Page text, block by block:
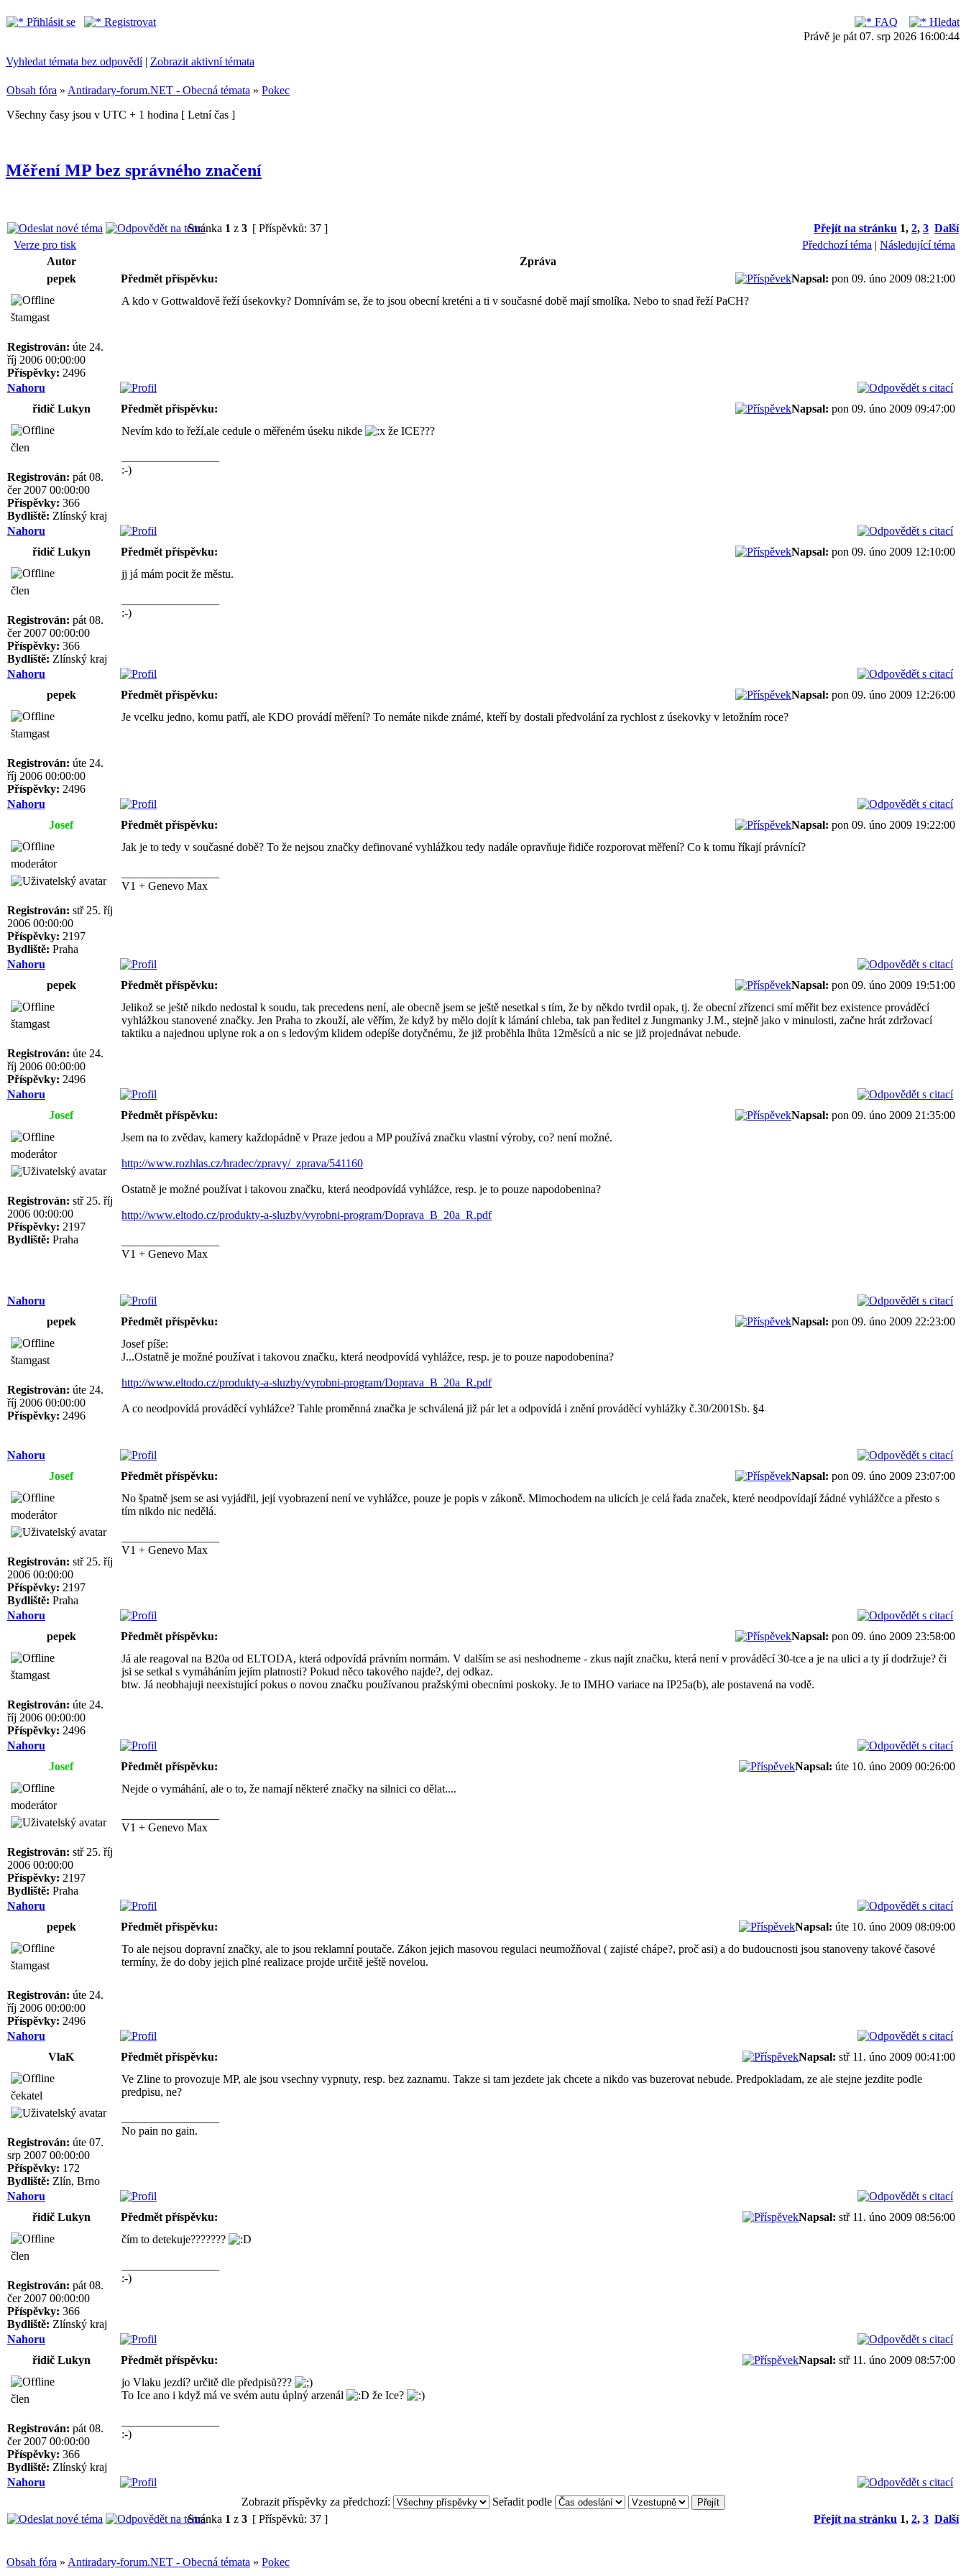
Přihlásit se Registrovat FAQ
Hledat
Právě je pát 07. srp 2026 16:00:44
Vyhledat témata bez odpovědí| Zobrazit aktivní témata
Obsah fóra » Antiradary-forum.NET - Obecná témata » Pokec
Všechny časy jsou v UTC + 1 hodina [ Letní čas ]
Měření MP bez správného značení
Stránka 1 z 3 [ Příspěvků: 37 ] Přejít na stránku 1, 2, 3 Další
Verze pro tisk
Předchozí téma | Následující téma
Autor
Zpráva
pepek
Předmět příspěvku: Napsal: pon 09. úno 2009 08:21:00
štamgast
Registrován: úte 24.
říj 2006 00:00:00
Příspěvky: 2496
A kdo v Gottwaldově řeží úsekovky? Domnívám se, že to jsou obecní kreténi a ti v současné době mají smolíka. Nebo to snad řeží PaCH?
Nahoru
řidič Lukyn
Předmět příspěvku: Napsal: pon 09. úno 2009 09:47:00
člen
Registrován: pát 08.
čer 2007 00:00:00
Příspěvky: 366
Bydliště: Zlínský kraj
Nevím kdo to řeží,ale cedule o měřeném úseku nikde že ICE???
:-)
Nahoru
řidič Lukyn
Předmět příspěvku: Napsal: pon 09. úno 2009 12:10:00
člen
Registrován: pát 08.
čer 2007 00:00:00
Příspěvky: 366
Bydliště: Zlínský kraj
jj já mám pocit že městu.
:-)
Nahoru
pepek
Předmět příspěvku: Napsal: pon 09. úno 2009 12:26:00
štamgast
Registrován: úte 24.
říj 2006 00:00:00
Příspěvky: 2496
Je vcelku jedno, komu patří, ale KDO provádí měření? To nemáte nikde známé, kteří by dostali předvolání za rychlost z úsekovky v letožním roce?
Nahoru
Josef
Předmět příspěvku: Napsal: pon 09. úno 2009 19:22:00
moderátor
Registrován: stř 25. říj
2006 00:00:00
Příspěvky: 2197
Bydliště: Praha
Jak je to tedy v současné době? To že nejsou značky definované vyhlážkou tedy nadále opravňuje řidiče rozporovat měření? Co k tomu říkají právnící?
V1 + Genevo Max
Nahoru
pepek
Předmět příspěvku: Napsal: pon 09. úno 2009 19:51:00
štamgast
Registrován: úte 24.
říj 2006 00:00:00
Příspěvky: 2496
Jelikož se ještě nikdo nedostal k soudu, tak precedens není, ale obecně jsem se ještě nesetkal s tím, že by někdo tvrdil opak, tj. že obecní zřízenci smí měřit bez existence prováděcí
vyhlážkou stanovené značky. Jen Praha to zkouží, ale věřím, že když by mělo dojít k lámání chleba, tak pan ředitel z Jungmanky J.M., stejně jako v minulosti, začne hrát zdržovací
taktiku a najednou uplyne rok a on s ledovým klidem odepíše dotyčnému, že již proběhla lhůta 12měsíců a nic se již projednávat nebude.
Nahoru
Josef
Předmět příspěvku: Napsal: pon 09. úno 2009 21:35:00
moderátor
Registrován: stř 25. říj
2006 00:00:00
Příspěvky: 2197
Bydliště: Praha
Jsem na to zvědav, kamery každopádně v Praze jedou a MP používá značku vlastní výroby, co? není možné.
http://www.rozhlas.cz/hradec/zpravy/_zprava/541160
Ostatně je možné používat i takovou značku, která neodpovídá vyhlážce, resp. je to pouze napodobenina?
http://www.eltodo.cz/produkty-a-sluzby/vyrobni-program/Doprava_B_20a_R.pdf
V1 + Genevo Max
Nahoru
pepek
Předmět příspěvku: Napsal: pon 09. úno 2009 22:23:00
štamgast
Registrován: úte 24.
říj 2006 00:00:00
Příspěvky: 2496
Josef píše:
J...Ostatně je možné používat i takovou značku, která neodpovídá vyhlážce, resp. je to pouze napodobenina?
http://www.eltodo.cz/produkty-a-sluzby/vyrobni-program/Doprava_B_20a_R.pdf
A co neodpovídá prováděcí vyhlážce? Tahle proměnná značka je schválená již pár let a odpovídá i znění prováděcí vyhlážky č.30/2001Sb. §4
Nahoru
Josef
Předmět příspěvku: Napsal: pon 09. úno 2009 23:07:00
moderátor
Registrován: stř 25. říj
2006 00:00:00
Příspěvky: 2197
Bydliště: Praha
No špatně jsem se asi vyjádřil, její vyobrazení není ve vyhlážce, pouze je popis v zákoně. Mimochodem na ulicích je celá řada značek, které neodpovídají žádné vyhlážčce a přesto s
tím nikdo nic nedělá.
V1 + Genevo Max
Nahoru
pepek
Předmět příspěvku: Napsal: pon 09. úno 2009 23:58:00
štamgast
Registrován: úte 24.
říj 2006 00:00:00
Příspěvky: 2496
Já ale reagoval na B20a od ELTODA, která odpovídá právním normám. V dalším se asi neshodneme - zkus najít značku, která není v prováděcí 30-tce a je na ulici a ty jí dodržuje? či
jsi se setkal s vymáháním jejím platnosti? Pokud něco takového najde?, dej odkaz.
btw. Já neobhajuji neexistující pokus o novou značku používanou pražskými obecními poskoky. Je to IMHO variace na IP25a(b), ale postavená na vodě.
Nahoru
Josef
Předmět příspěvku: Napsal: úte 10. úno 2009 00:26:00
moderátor
Registrován: stř 25. říj
2006 00:00:00
Příspěvky: 2197
Bydliště: Praha
Nejde o vymáhání, ale o to, že namají některé značky na silnici co dělat....
V1 + Genevo Max
Nahoru
pepek
Předmět příspěvku: Napsal: úte 10. úno 2009 08:09:00
štamgast
Registrován: úte 24.
říj 2006 00:00:00
Příspěvky: 2496
To ale nejsou dopravní značky, ale to jsou reklamní poutače. Zákon jejich masovou regulaci neumožňoval ( zajisté chápe?, proč asi) a do budoucnosti jsou stanoveny takové časové
termíny, že do doby jejich plné realizace projde určitě ještě novelou.
Nahoru
VlaK
Předmět příspěvku: Napsal: stř 11. úno 2009 00:41:00
čekatel
Registrován: úte 07.
srp 2007 00:00:00
Příspěvky: 172
Bydliště: Zlín, Brno
Ve Zline to provozuje MP, ale jsou vsechny vypnuty, resp. bez zaznamu. Takze si tam jezdete jak chcete a nikdo vas buzerovat nebude. Predpokladam, ze ale stejne jezdite podle
predpisu, ne?
No pain no gain.
Nahoru
řidič Lukyn
Předmět příspěvku: Napsal: stř 11. úno 2009 08:56:00
člen
Registrován: pát 08.
čer 2007 00:00:00
Příspěvky: 366
Bydliště: Zlínský kraj
čím to detekuje???????
:-)
Nahoru
řidič Lukyn
Předmět příspěvku: Napsal: stř 11. úno 2009 08:57:00
člen
Registrován: pát 08.
čer 2007 00:00:00
Příspěvky: 366
Bydliště: Zlínský kraj
jo Vlaku jezdí? určitě dle předpisů???
To Ice ano i když má ve svém autu úplný arzenál
že Ice?
:-)
Nahoru
Zobrazit příspěvky za předchozí:
Seřadit podle
Stránka 1 z 3 [ Příspěvků: 37 ] Přejít na stránku 1, 2, 3 Další
Obsah fóra » Antiradary-forum.NET - Obecná témata » Pokec